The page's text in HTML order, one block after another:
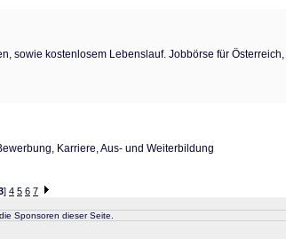
sowie kostenlosem Lebenslauf. Jobbörse für
Karriere, Aus- und Weiterbildung
] 4 5 6 7
Sponsoren dieser Seite.